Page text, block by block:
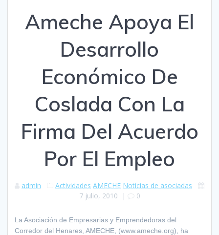
Ameche Apoya El
Desarrollo
Económico De
Coslada Con La
Firma Del Acuerdo
Por El Empleo
admin Actividades AMECHE Noticias de asociadas
7 julio, 2010 | 0
La Asociación de Empresarias y Emprendedoras del
Corredor del Henares, AMECHE, (www.ameche.org), ha